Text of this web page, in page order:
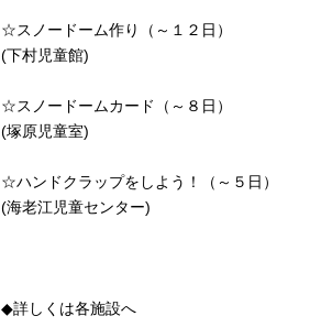
☆スノードーム作り（～１２日）
(下村児童館)
☆スノードームカード（～８日）
(塚原児童室)
☆ハンドクラップをしよう！（～５日）
(海老江児童センター)
◆詳しくは各施設へ